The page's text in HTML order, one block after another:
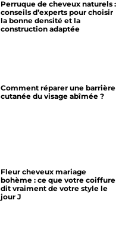
Perruque de cheveux naturels :
conseils d’experts pour choisir
la bonne densité et la
construction adaptée
Comment réparer une barrière
cutanée du visage abîmée ?
Fleur cheveux mariage
bohème : ce que votre coiffure
dit vraiment de votre style le
jour J